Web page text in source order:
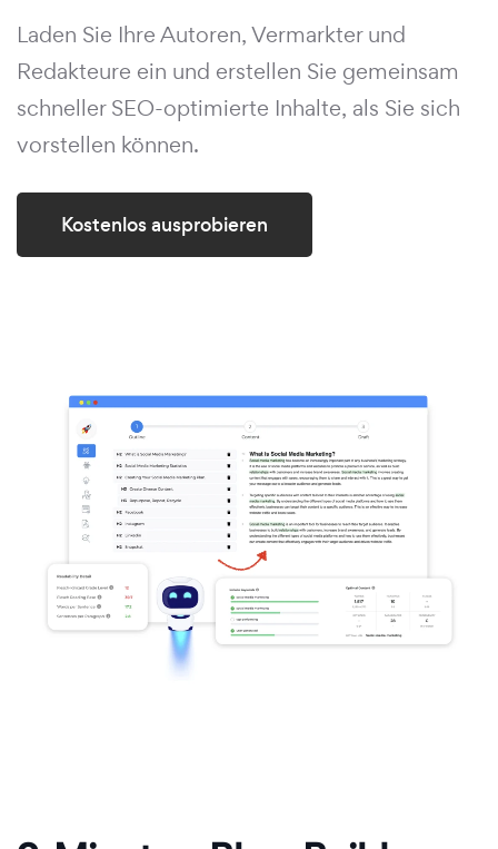
Laden Sie Ihre Autoren, Vermarkter und
Redakteure ein und erstellen Sie gemeinsam
schneller SEO-optimierte Inhalte, als Sie sich
vorstellen können.
Kostenlos ausprobieren